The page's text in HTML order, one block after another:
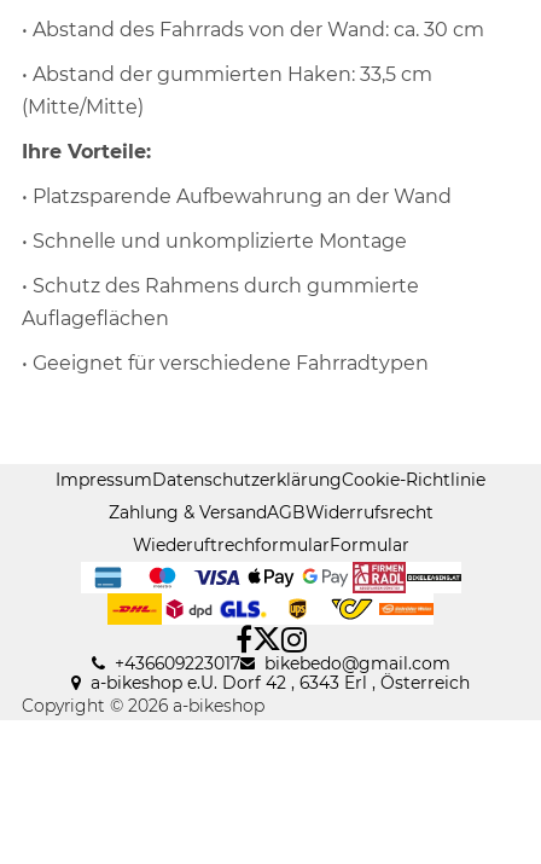
• Abstand des Fahrrads von der Wand: ca. 30 cm
• Abstand der gummierten Haken: 33,5 cm
(Mitte/Mitte)
Ihre Vorteile:
• Platzsparende Aufbewahrung an der Wand
• Schnelle und unkomplizierte Montage
• Schutz des Rahmens durch gummierte
Auflageflächen
• Geeignet für verschiedene Fahrradtypen
ImpressumDatenschutzerklärungCookie-Richtlinie
Zahlung & VersandAGBWiderrufsrecht
WiederuftrechformularFormular
+436609223017 bikebedo@gmail .com
a-bikeshop e.U. Dorf 42 , 6343 Erl , Österreich
Copyright © 2026 a-bikeshop